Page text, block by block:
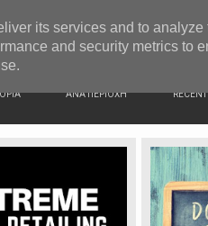
ΑΝΑ ΠΕΡΙΟΧΗ RECENT
its services and to
and security metrics to